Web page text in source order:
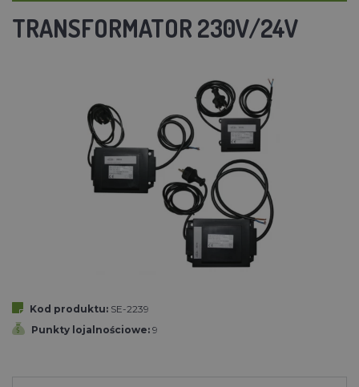
TRANSFORMATOR 230V/24V
Kod produktu: SE-2239
Punkty lojalnościowe: 9